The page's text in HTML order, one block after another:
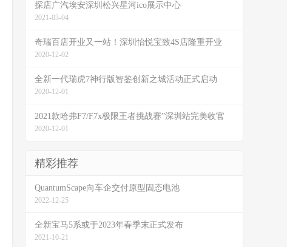
探店广汽埃安深圳松兴星河ico展示中心
2021-03-04
奇瑞百店开业又一站！深圳怡悦宝致4S店隆重开业
2020-12-02
全新一代瑞虎7神行版智鉴创新之城活动正式启动
2020-12-01
2021款哈弗F7/F7x极限王者挑战赛”深圳站完美收官
2020-12-01
精彩推荐
QuantumScape向车企交付原型固态电池
2022-12-25
全新宝马5系或于2023年春季末正式发布
2021-10-21